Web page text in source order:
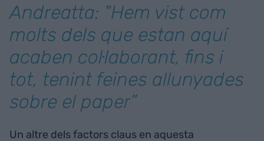
Andreatta: "Hem vist com
molts dels que estan aquí
acaben col·laborant, fins i
tot, tenint feines allunyades
sobre el paper”
Un altre dels factors claus en aquesta